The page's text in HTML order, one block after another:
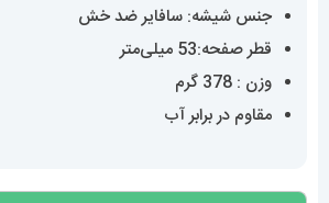
جنس شیشه: سافایر ضد خش
قطر صفحه:53 میلی‌متر
وزن : 378 گرم
مقاوم در برابر آب